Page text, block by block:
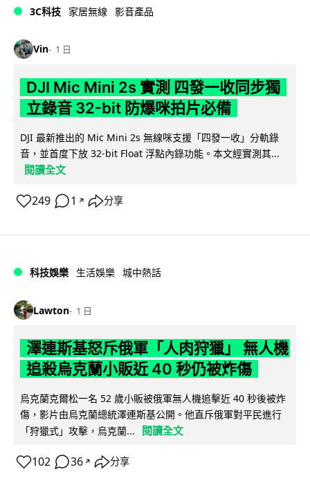
3C科技 家居無線 影音產品
Vin 1 日
DJI Mic Mini 2s 實測 四發一收同步獨
立錄音 32-bit 防爆咪拍片必備
DJI 最新推出的 Mic Mini 2s 無線咪支援「四發一收」分軌錄
音，並首度下放 32-bit Float 浮點內錄功能。本文經實測其...
閱讀全文
249 1 ↗ 分享
科技娛樂 生活娛樂 城中熱話
Lawton 1 日
澤連斯基怒斥俄軍「人肉狩獵」 無人機
追殺烏克蘭小販近 40 秒仍被炸傷
烏克蘭克爾松一名 52 歲小販被俄軍無人機追擊近 40 秒後被炸
傷，影片由烏克蘭總統澤連斯基公開。他直斥俄軍對平民進行
「狩獵式」攻擊，烏克蘭...
閱讀全文
102 36 ↗ 分享